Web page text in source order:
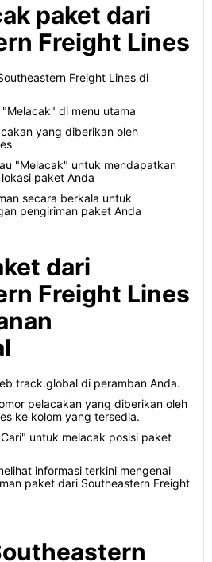
paket dari
Freight Lines
Freight Lines di
di menu utama
yang diberikan oleh
"Melacak" untuk mendapatkan
paket Anda
secara berkala untuk
pengiriman paket Anda
dari
Freight Lines
track.global di peramban Anda.
pelacakan yang diberikan oleh
ke kolom yang tersedia.
untuk melacak posisi paket
informasi terkini mengenai
paket dari Southeastern Freight